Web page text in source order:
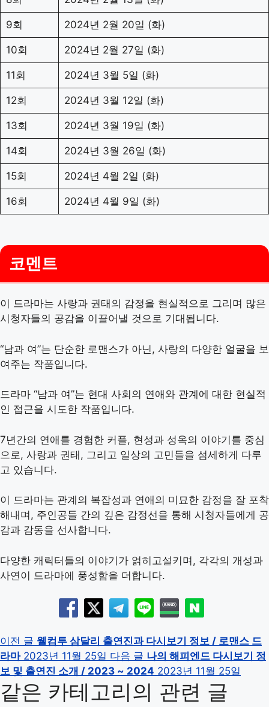
9회 2024년 2월 20일 (화)
10회 2024년 2월 27일 (화)
11회 2024년 3월 5일 (화)
12회 2024년 3월 12일 (화)
13회 2024년 3월 19일 (화)
14회 2024년 3월 26일 (화)
15회 2024년 4월 2일 (화)
16회 2024년 4월 9일 (화)
코멘트
이 드라마는 사랑과 권태의 감정을 현실적으로 그리며 많은
시청자들의 공감을 이끌어낼 것으로 기대됩니다.
“남과 여”는 단순한 로맨스가 아닌, 사랑의 다양한 얼굴을 보
여주는 작품입니다.
드라마 “남과 여”는 현대 사회의 연애와 관계에 대한 현실적
인 접근을 시도한 작품입니다.
7년간의 연애를 경험한 커플, 현성과 성옥의 이야기를 중심
으로, 사랑과 권태, 그리고 일상의 고민들을 섬세하게 다루
고 있습니다.
이 드라마는 관계의 복잡성과 연애의 미묘한 감정을 잘 포착
해내며, 주인공들 간의 깊은 감정선을 통해 시청자들에게 공
감과 감동을 선사합니다.
다양한 캐릭터들의 이야기가 얽히고설키며, 각각의 개성과
사연이 드라마에 풍성함을 더합니다.
이전 글 웰컴투 삼달리 출연진과 다시보기 정보 / 로맨스 드
라마 2023년 11월 25일 다음 글 나의 해피엔드 다시보기 정
보 및 출연진 소개 / 2023 ~ 2024 2023년 11월 25일
같은 카테고리의 관련 글